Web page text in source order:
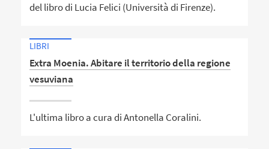
del libro di Lucia Felici (Università di Firenze).
LIBRI
Extra Moenia. Abitare il territorio della regione
vesuviana
L'ultima libro a cura di Antonella Coralini.